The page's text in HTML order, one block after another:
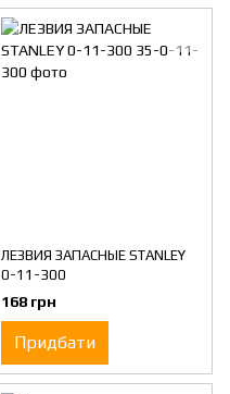
ЛЕЗВИЯ ЗАПАСНЫЕ STANLEY
0-11-300
168 грн
Придбати